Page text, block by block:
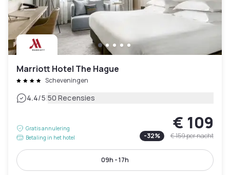
Marriott Hotel The Hague
Scheveningen
4.4/5|50 Recensies
Gratis annulering
Betaling in het hotel
€ 109
-32% € 159per nacht
09h - 17h